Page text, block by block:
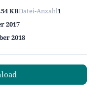
KBDatei-Anzahl1
2017
2018